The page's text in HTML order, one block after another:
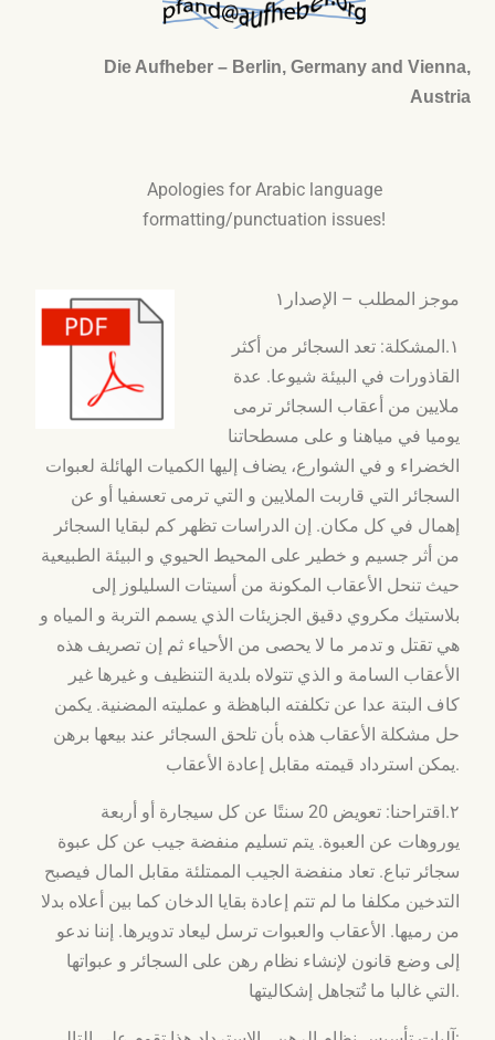
Die Aufheber – Berlin, Germany and Vienna,
Austria
Apologies for Arabic language
formatting/punctuation issues!
موجز المطلب – الإصدار١
١.المشكلة: تعد السجائر من أكثر
القاذورات في البيئة شيوعا. عدة
ملايين من أعقاب السجائر ترمى
يوميا في مياهنا و على مسطحاتنا
الخضراء و في الشوارع، يضاف إليها الكميات الهائلة لعبوات
السجائر التي قاربت الملايين و التي ترمى تعسفيا أو عن
إهمال في كل مكان. إن الدراسات تظهر كم لبقايا السجائر
من أثر جسيم و خطير على المحيط الحيوي و البيئة الطبيعية
حيث تنحل الأعقاب المكونة من أسيتات السليلوز إلى
بلاستيك مكروي دقيق الجزيئات الذي يسمم التربة و المياه و
هي تقتل و تدمر ما لا يحصى من الأحياء ثم إن تصريف هذه
الأعقاب السامة و الذي تتولاه بلدية التنظيف و غيرها غير
كاف البتة عدا عن تكلفته الباهظة و عمليته المضنية. يكمن
حل مشكلة الأعقاب هذه بأن تلحق السجائر عند بيعها برهن
يمكن استرداد قيمته مقابل إعادة الأعقاب.
٢.اقتراحنا: تعويض 20 سنتًا عن كل سيجارة أو أربعة
يوروهات عن العبوة. يتم تسليم منفضة جيب عن كل عبوة
سجائر تباع. تعاد منفضة الجيب الممتلئة مقابل المال فيصبح
التدخين مكلفا ما لم تتم إعادة بقايا الدخان كما بين أعلاه بدلا
من رميها. الأعقاب والعبوات ترسل ليعاد تدويرها. إننا ندعو
إلى وضع قانون لإنشاء نظام رهن على السجائر و عبواتها
التي غالبا ما تُتجاهل إشكاليتها.